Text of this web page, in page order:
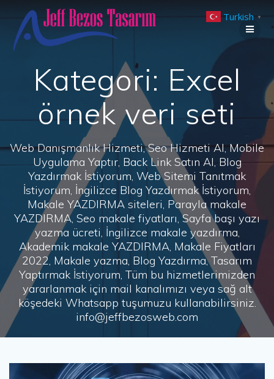
to
Kategori: Excel
örnek veri seti
Web Danışmanlık Hizmeti, Seo Hizmeti Al, Mobile
Uygulama Yaptır, Back Link Satın Al, Blog
Yazdırmak İstiyorum, Web Sitemi Tanıtmak
İstiyorum, İngilizce Blog Yazdırmak İstiyorum,
Makale YAZDIRMA siteleri, Parayla makale
YAZDIRMA, Seo makale fiyatları, Sayfa başı yazı
yazma ücreti, İngilizce makale yazdırma,
Akademik makale YAZDIRMA, Makale Fiyatları
2022, Makale yazma, Blog Yazdırma, Tasarım
Yaptırmak İstiyorum, Tüm bu hizmetlerimizden
yararlanmak için mail kanalımızı veya sağ alt
köşedeki Whatsapp tuşumuzu kullanabilirsiniz.
info@jeffbezosweb.com
Turkish ▼